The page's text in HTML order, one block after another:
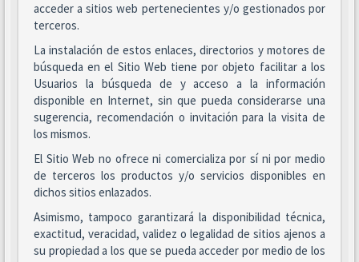
acceder a sitios web pertenecientes y/o gestionados por
terceros.
La instalación de estos enlaces, directorios y motores de
búsqueda en el Sitio Web tiene por objeto facilitar a los
Usuarios la búsqueda de y acceso a la información
disponible en Internet, sin que pueda considerarse una
sugerencia, recomendación o invitación para la visita de
los mismos.
El Sitio Web no ofrece ni comercializa por sí ni por medio
de terceros los productos y/o servicios disponibles en
dichos sitios enlazados.
Asimismo, tampoco garantizará la disponibilidad técnica,
exactitud, veracidad, validez o legalidad de sitios ajenos a
su propiedad a los que se pueda acceder por medio de los